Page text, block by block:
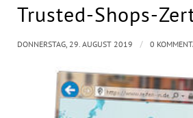
Trusted-Shops-
DONNERSTAG, 29. AUGUST 2019 / 0